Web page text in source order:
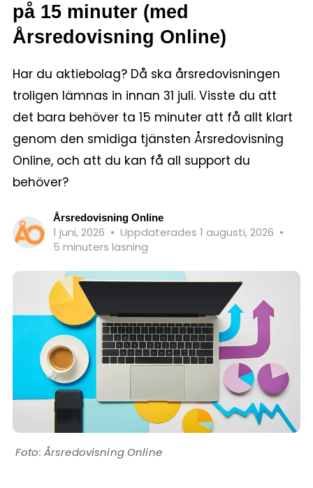
på 15 minuter (med
Årsredovisning Online)
Har du aktiebolag? Då ska årsredovisningen
troligen lämnas in innan 31 juli. Visste du att
det bara behöver ta 15 minuter att få allt klart
genom den smidiga tjänsten Årsredovisning
Online, och att du kan få all support du
behöver?
Årsredovisning Online
1 juni, 2026 • Uppdaterades 1 augusti, 2026 •
5 minuters läsning
Årsredovisning Online